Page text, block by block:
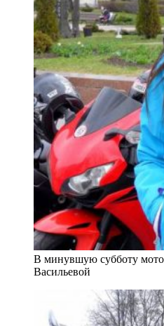
В минувшую субботу
Васильевой